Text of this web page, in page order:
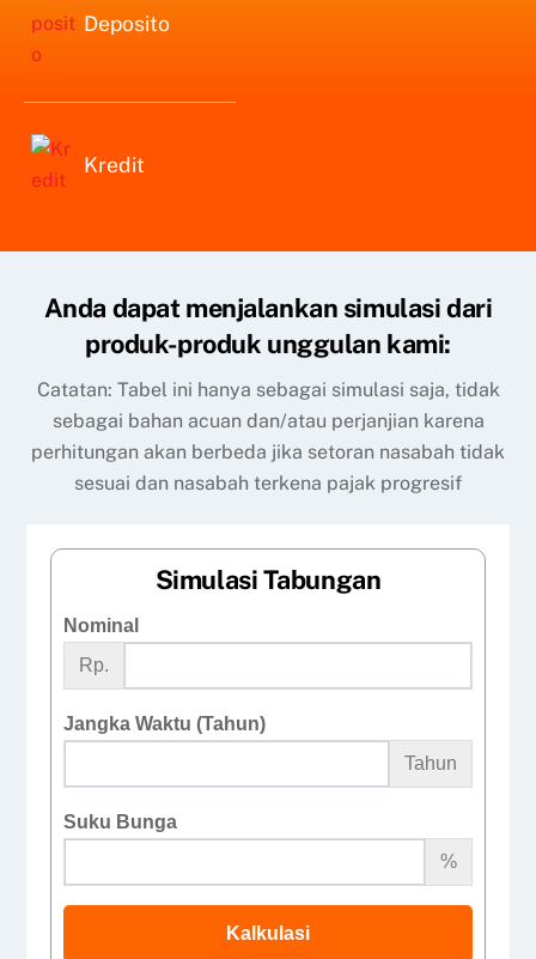
Deposito
Kredit
Anda dapat menjalankan simulasi dari
produk-produk unggulan kami:
Catatan: Tabel ini hanya sebagai simulasi saja, tidak
sebagai bahan acuan dan/atau perjanjian karena
perhitungan akan berbeda jika setoran nasabah tidak
sesuai dan nasabah terkena pajak progresif
Simulasi Tabungan
Nominal
Rp.
Jangka Waktu (Tahun)
Tahun
Suku Bunga
%
Kalkulasi